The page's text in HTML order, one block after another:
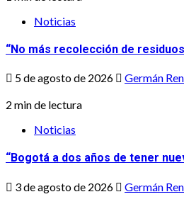
Noticias
“No más recolección de
5 de agosto de 2026
Germán
2 min de lectura
Noticias
“Bogotá a dos años de tener
3 de agosto de 2026 Germán